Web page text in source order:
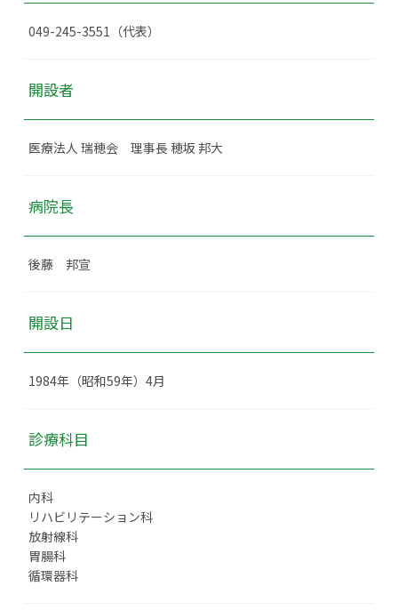
049-245-3551（代表）
開設者
医療法人 瑞穂会 理事長 穂坂 邦大
病院長
後藤 邦宣
開設日
1984年（昭和59年）4月
診療科目
内科
リハビリテーション科
放射線科
胃腸科
循環器科